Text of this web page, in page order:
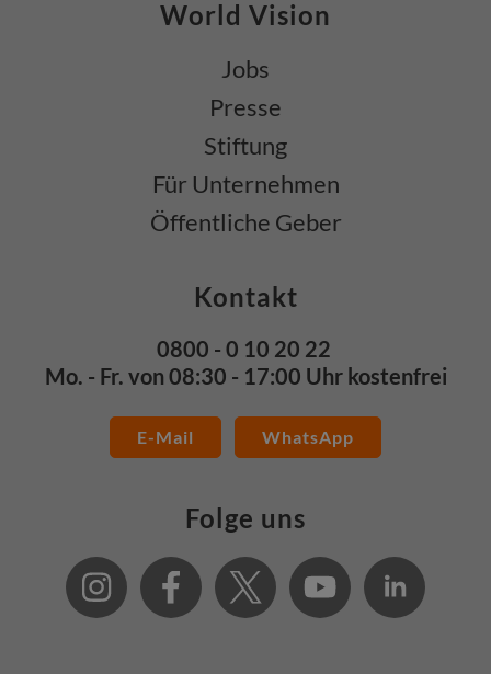
World Vision
Jobs
Presse
Stiftung
Für Unternehmen
Öffentliche Geber
Kontakt
0800 - 0 10 20 22
Mo. - Fr. von 08:30 - 17:00 Uhr kostenfrei
E-Mail WhatsApp
Folge uns